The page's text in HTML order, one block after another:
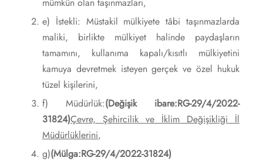
e) İstekli: Müstakil mülkiyete tâbi taşınmazlarda
maliki, birlikte mülkiyet halinde paydaşların
tamamını, kullanıma kapalı/kısıtlı mülkiyetini
kamuya devretmek isteyen gerçek ve özel hukuk
tüzel kişilerini,
f) Müdürlük:(Değişik ibare:RG-29/4/2022-
31824)Çevre, Şehircilik ve İklim Değişikliği İl
Müdürlüklerini,
g)(Mülga:RG-29/4/2022-31824)